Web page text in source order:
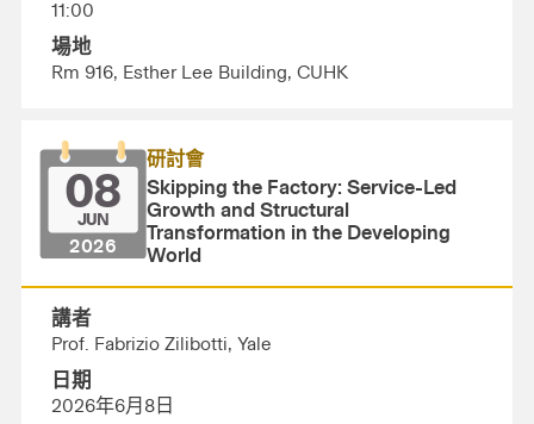
11:00
場地
Rm 916, Esther Lee Building, CUHK
08
JUN
2026
研討會
Skipping the Factory: Service-Led
Growth and Structural
Transformation in the Developing
World
講者
Prof. Fabrizio Zilibotti, Yale
日期
2026年6月8日